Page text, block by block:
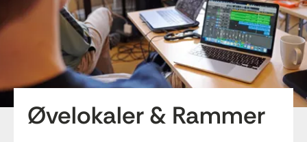
Øvelokaler & Rammer